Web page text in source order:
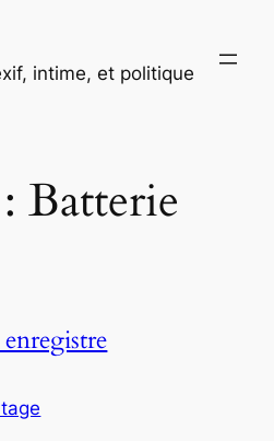
intime, et politique
:Batterie